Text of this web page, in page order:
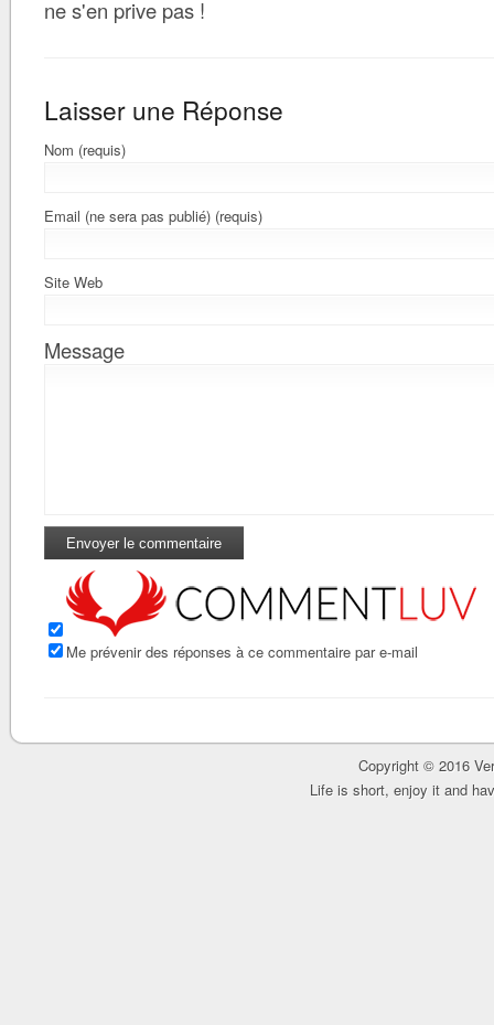
ne s'en prive pas !
Laisser une Réponse
Nom (requis)
Email (ne sera pas publié) (requis)
Site Web
Message
Me prévenir des réponses à ce commentaire par e-mail
Copyright © 2016
Life is short, enjoy it and